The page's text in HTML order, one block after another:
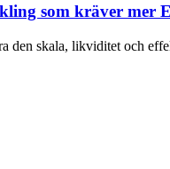
som kräver mer
den skala, likviditet och